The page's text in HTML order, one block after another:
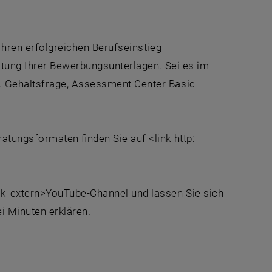
erfolgreichen Berufseinstieg
Ihrer Bewerbungsunterlagen. Sei es im
Assessment Center Basic
finden Sie auf <link http:
Channel und lassen Sie sich
Minuten erklären.